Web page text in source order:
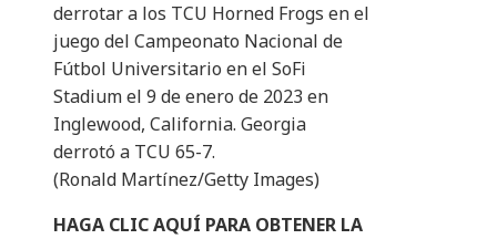
derrotar a los TCU Horned Frogs en el
juego del Campeonato Nacional de
Fútbol Universitario en el SoFi
Stadium el 9 de enero de 2023 en
Inglewood, California. Georgia
derrotó a TCU 65-7.
(Ronald Martínez/Getty Images)
HAGA CLIC AQUÍ PARA OBTENER LA